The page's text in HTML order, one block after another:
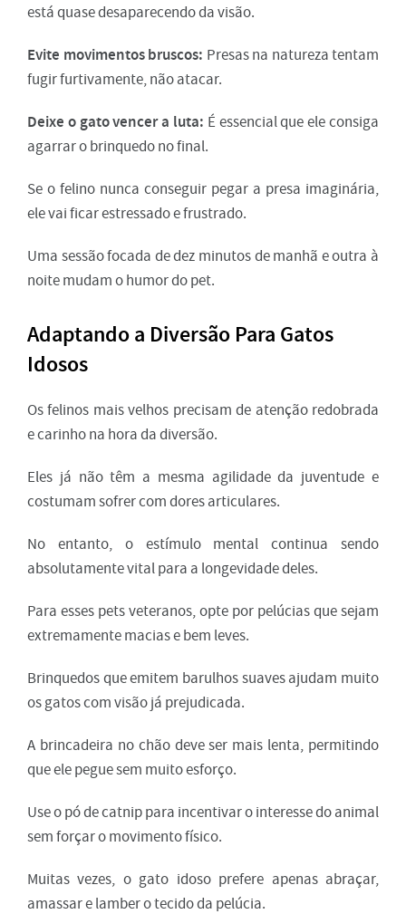
está quase desaparecendo da visão.
Evite movimentos bruscos: Presas na natureza tentam
fugir furtivamente, não atacar.
Deixe o gato vencer a luta: É essencial que ele consiga
agarrar o brinquedo no final.
Se o felino nunca conseguir pegar a presa imaginária,
ele vai ficar estressado e frustrado.
Uma sessão focada de dez minutos de manhã e outra à
noite mudam o humor do pet.
Adaptando a Diversão Para Gatos
Idosos
Os felinos mais velhos precisam de atenção redobrada
e carinho na hora da diversão.
Eles já não têm a mesma agilidade da juventude e
costumam sofrer com dores articulares.
No entanto, o estímulo mental continua sendo
absolutamente vital para a longevidade deles.
Para esses pets veteranos, opte por pelúcias que sejam
extremamente macias e bem leves.
Brinquedos que emitem barulhos suaves ajudam muito
os gatos com visão já prejudicada.
A brincadeira no chão deve ser mais lenta, permitindo
que ele pegue sem muito esforço.
Use o pó de catnip para incentivar o interesse do animal
sem forçar o movimento físico.
Muitas vezes, o gato idoso prefere apenas abraçar,
amassar e lamber o tecido da pelúcia.